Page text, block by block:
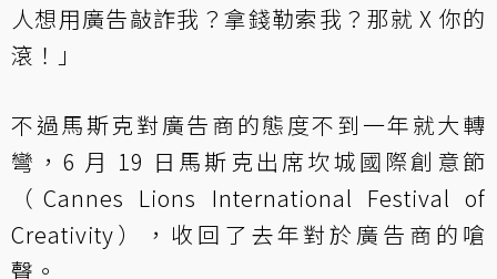
人想用廣告敲詐我？拿錢勒索我？那就 X 你的
滾！」
不過馬斯克對廣告商的態度不到一年就大轉
彎，6 月 19 日馬斯克出席坎城國際創意節
（Cannes Lions International Festival of
Creativity），收回了去年對於廣告商的嗆
聲。